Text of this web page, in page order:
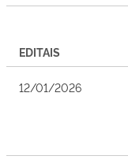
EDITAIS
12/01/2026